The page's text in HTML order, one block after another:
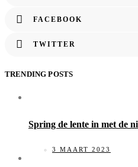
FACEBOOK
TWITTER
TRENDING POSTS
Spring de lente in met de
3 MAART 2023